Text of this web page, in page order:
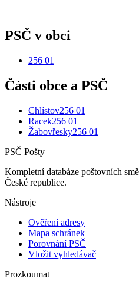
PSČ v obci
256 01
Části obce a PSČ
Chlístov256 01
Racek256 01
Žabovřesky256 01
PSČ Pošty
Kompletní databáze poštovních
České republice.
Nástroje
Ověření adresy
Mapa schránek
Porovnání PSČ
Vložit vyhledávač
Prozkoumat